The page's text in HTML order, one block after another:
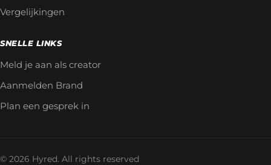
Vergelijkingen
SNELLE LINKS
Meld je aan als creator
Aanmelden Brand
Plan een gesprek in
© 2026 Hyred. All rights reserved